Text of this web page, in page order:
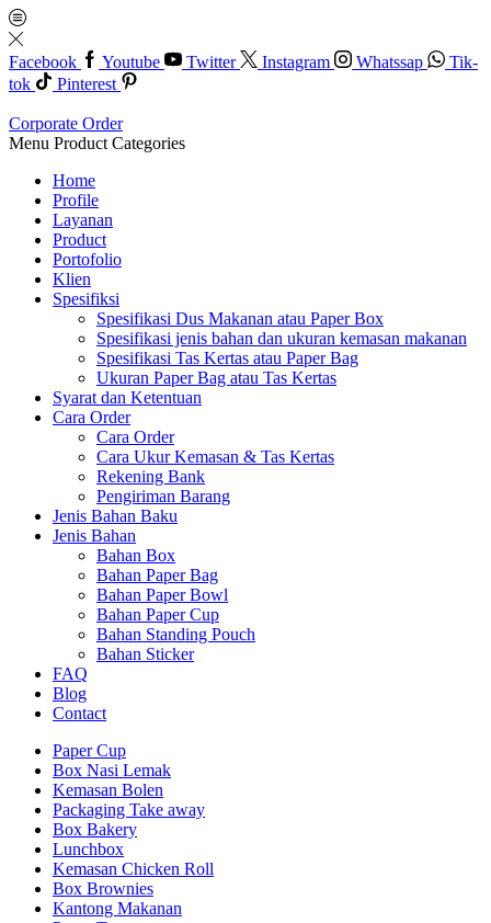
Facebook Youtube Twitter Instagram Whatssap
Tik-
tok
Pinterest
Corporate Order
Menu Product Categories
Home
Profile
Layanan
Product
Portofolio
Klien
Spesifiksi
Spesifikasi Dus Makanan atau Paper Box
Spesifikasi jenis bahan dan ukuran kemasan makanan
Spesifikasi Tas Kertas atau Paper Bag
Ukuran Paper Bag atau Tas Kertas
Syarat dan Ketentuan
Cara Order
Cara Order
Cara Ukur Kemasan & Tas Kertas
Rekening Bank
Pengiriman Barang
Jenis Bahan Baku
Jenis Bahan
Bahan Box
Bahan Paper Bag
Bahan Paper Bowl
Bahan Paper Cup
Bahan Standing Pouch
Bahan Sticker
FAQ
Blog
Contact
Paper Cup
Box Nasi Lemak
Kemasan Bolen
Packaging Take away
Box Bakery
Lunchbox
Kemasan Chicken Roll
Box Brownies
Kantong Makanan